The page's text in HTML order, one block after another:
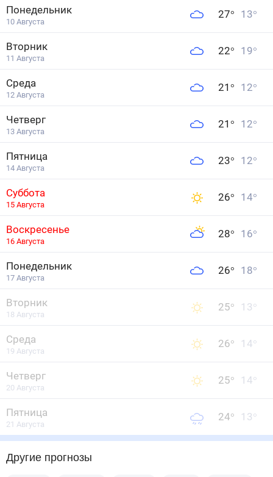
Понедельник
10 Августа
27° 13°
Вторник
11 Августа
22° 19°
Среда
12 Августа
21 ° 12°
Четверг
13 Августа
21 ° 12°
Пятница
14 Августа
23° 12°
Суббота
15 Августа
26° 14°
Воскресенье
16 Августа
28° 16°
Понедельник
17 Августа
26° 18°
Вторник
18 Августа
25° 13°
Среда
19 Августа
26° 14°
Четверг
20 Августа
25° 14°
Пятница
21 Августа
24° 13°
Другие прогнозы